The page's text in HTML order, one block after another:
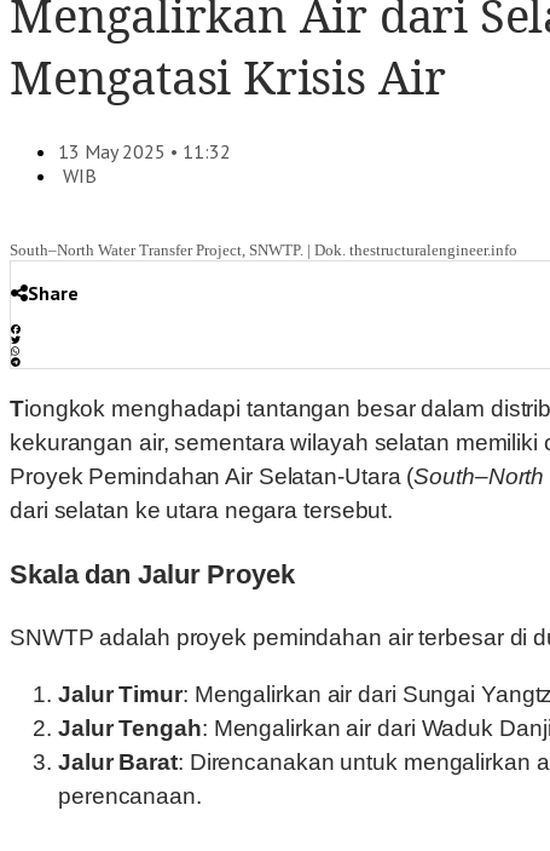
Mengalirkan Air dari
Mengatasi Krisis Air
13 May 2025 • 11:32
WIB
South–North Water Transfer Project, SNWTP. | Dok. thestructuralengineer.info
Share
Tiongkok menghadapi tantangan besar dalam distribusi sumber daya air: wilayah utara yang padat penduduk dan menjadi pusat industri mengalami
kekurangan air, sementara wilayah selatan
Proyek Pemindahan Air Selatan-Utara (South–North
dari selatan ke utara negara tersebut.
Skala dan Jalur Proyek
SNWTP adalah proyek pemindahan air terbesar di
Jalur Timur: Mengalirkan air dari Sungai
Jalur Tengah: Mengalirkan air dari Waduk
Jalur Barat: Direncanakan untuk mengalirkan
perencanaan.